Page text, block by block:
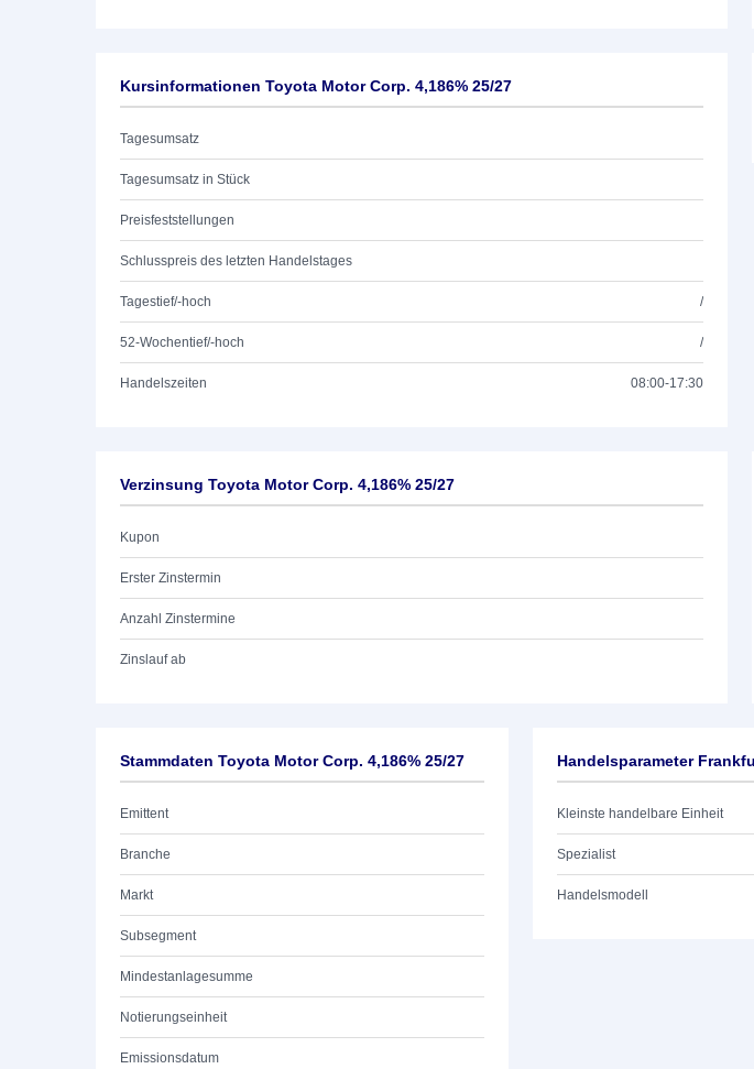
Kursinformationen Toyota Motor Corp. 4,186% 25/27
Tagesumsatz
Tagesumsatz in Stück
Preisfeststellungen
Schlusspreis des letzten Handelstages
Tagestief/-hoch /
52-Wochentief/-hoch /
Handelszeiten 08:00-17:30
Verzinsung Toyota Motor Corp. 4,186% 25/27
Kupon
Erster Zinstermin
Anzahl Zinstermine
Zinslauf ab
Stammdaten Toyota Motor Corp. 4,186% 25/27
Emittent
Branche
Markt
Subsegment
Mindestanlagesumme
Notierungseinheit
Emissionsdatum
Handelsparameter
Kleinste handelbare Einheit
Spezialist
Handelsmodell